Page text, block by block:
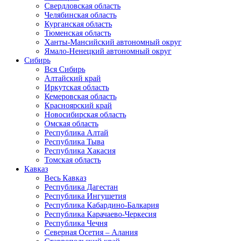
Свердловская область
Челябинская область
Курганская область
Тюменская область
Ханты-Мансийский автономный округ
Ямало-Ненецкий автономный округ
Сибирь
Вся Сибирь
Алтайский край
Иркутская область
Кемеровская область
Красноярский край
Новосибирская область
Омская область
Республика Алтай
Республика Тыва
Республика Хакасия
Томская область
Кавказ
Весь Кавказ
Республика Дагестан
Республика Ингушетия
Республика Кабардино-Балкария
Республика Карачаево-Черкесия
Республика Чечня
Северная Осетия – Алания